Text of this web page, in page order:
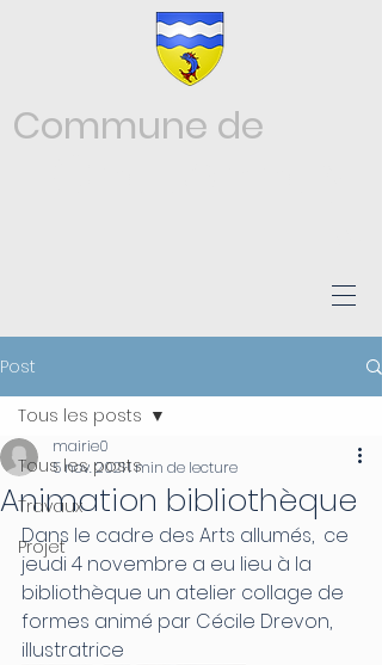
Commune de
Post
Tous les posts
Travaux
Projet
Tous les posts
Animation bibliothèque
mairie0
5 nov. 20211 min de lecture
Dans le cadre des Arts allumés,  ce
jeudi 4 novembre a eu lieu à la
bibliothèque un atelier collage de
formes animé par Cécile Drevon,
illustratrice